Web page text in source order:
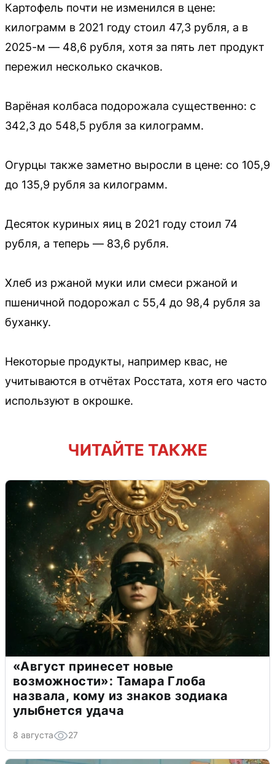
Картофель почти не изменился в цене:
килограмм в 2021 году стоил 47,3 рубля, а в
2025-м — 48,6 рубля, хотя за пять лет продукт
пережил несколько скачков.
Варёная колбаса подорожала существенно: с
342,3 до 548,5 рубля за килограмм.
Огурцы также заметно выросли в цене: со 105,9
до 135,9 рубля за килограмм.
Десяток куриных яиц в 2021 году стоил 74
рубля, а теперь — 83,6 рубля.
Хлеб из ржаной муки или смеси ржаной и
пшеничной подорожал с 55,4 до 98,4 рубля за
буханку.
Некоторые продукты, например квас, не
учитываются в отчётах Росстата, хотя его часто
используют в окрошке.
ЧИТАЙТЕ ТАКЖЕ
«Август принесет новые
возможности»: Тамара Глоба
назвала, кому из знаков зодиака
улыбнется удача
8 августа 27